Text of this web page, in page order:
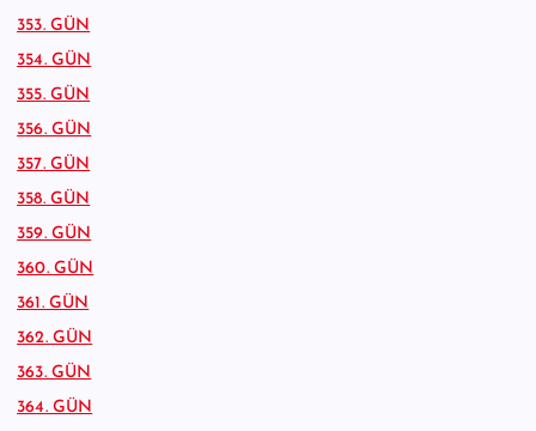
353. GÜN
354. GÜN
355. GÜN
356. GÜN
357. GÜN
358. GÜN
359. GÜN
360. GÜN
361. GÜN
362. GÜN
363. GÜN
364. GÜN